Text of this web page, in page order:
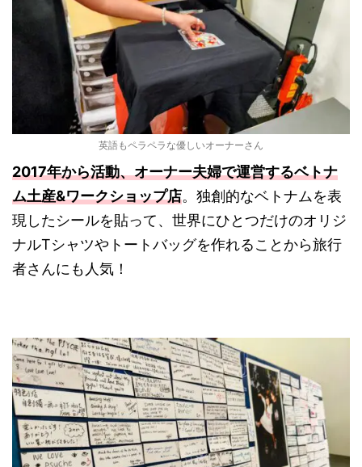
英語もペラペラな優しいオーナーさん
2017年から活動、オーナー夫婦で運営するベトナ
ム土産&ワークショップ店。独創的なベトナムを表
現したシールを貼って、世界にひとつだけのオリジ
ナルTシャツやトートバッグを作れることから旅行
者さんにも人気！